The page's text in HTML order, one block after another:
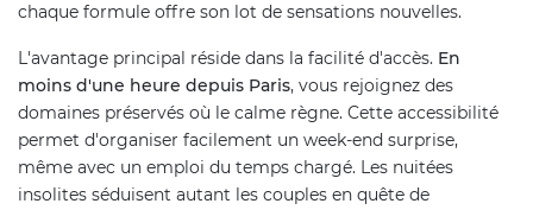
chaque formule offre son lot de sensations nouvelles.
L'avantage principal réside dans la facilité d'accès. En
moins d'une heure depuis Paris, vous rejoignez des
domaines préservés où le calme règne. Cette accessibilité
permet d'organiser facilement un week-end surprise,
même avec un emploi du temps chargé. Les nuitées
insolites séduisent autant les couples en quête de